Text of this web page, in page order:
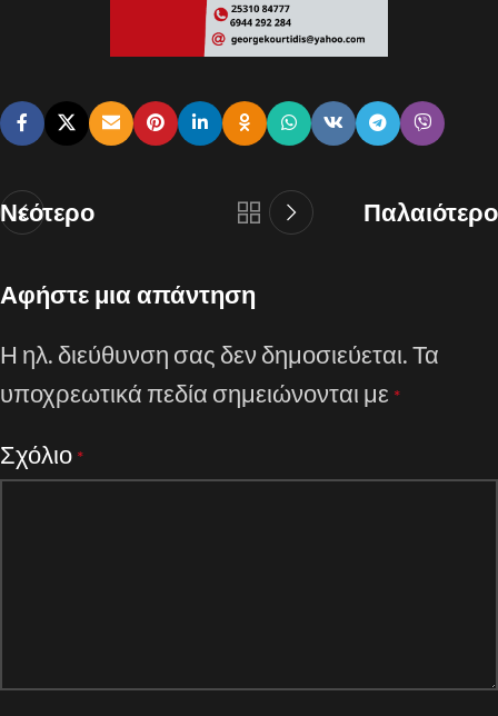
Νεότερο Παλαιότερο
Αφήστε μια απάντηση
Η ηλ. διεύθυνση σας δεν δημοσιεύεται.Τα
υποχρεωτικά πεδία σημειώνονται με *
Σχόλιο *